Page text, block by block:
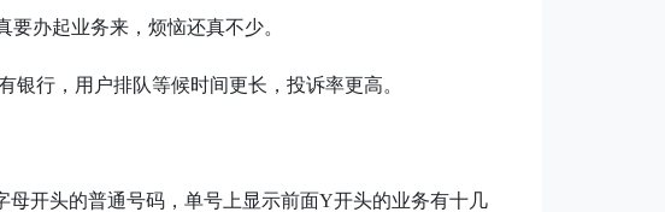
办起业务来，烦恼还真不少。
银行，用户排队等候时间更长，投诉率更高。
母开头的普通号码，单号上显示前面Y开头的业务有十几